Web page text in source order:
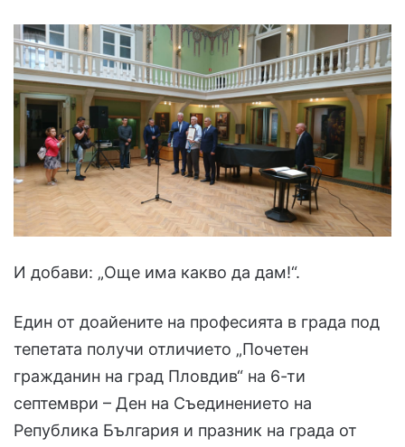
И добави: „Още има какво да дам!“.
Един от доайените на професията в града под
тепетата получи отличието „Почетен
гражданин на град Пловдив“ на 6-ти
септември – Ден на Съединението на
Република България и празник на града от